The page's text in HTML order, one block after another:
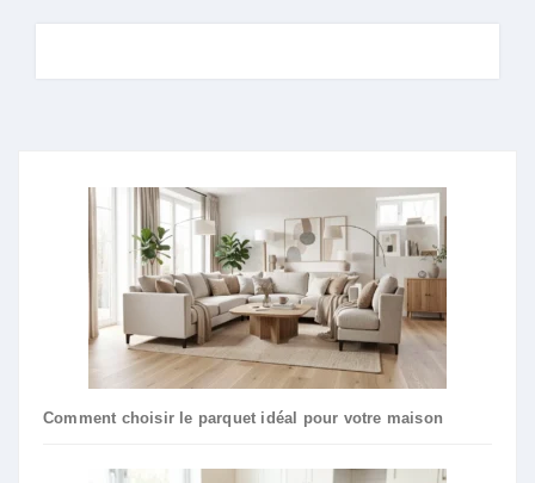
Comment choisir le parquet idéal pour votre maison